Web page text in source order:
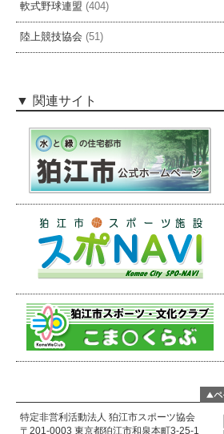
軟式野球連盟 (404)
陸上競技協会 (51)
関連サイト
特定非営利活動法人 狛江市スポーツ協会
〒201-0003 東京都狛江市和泉本町3-25-1